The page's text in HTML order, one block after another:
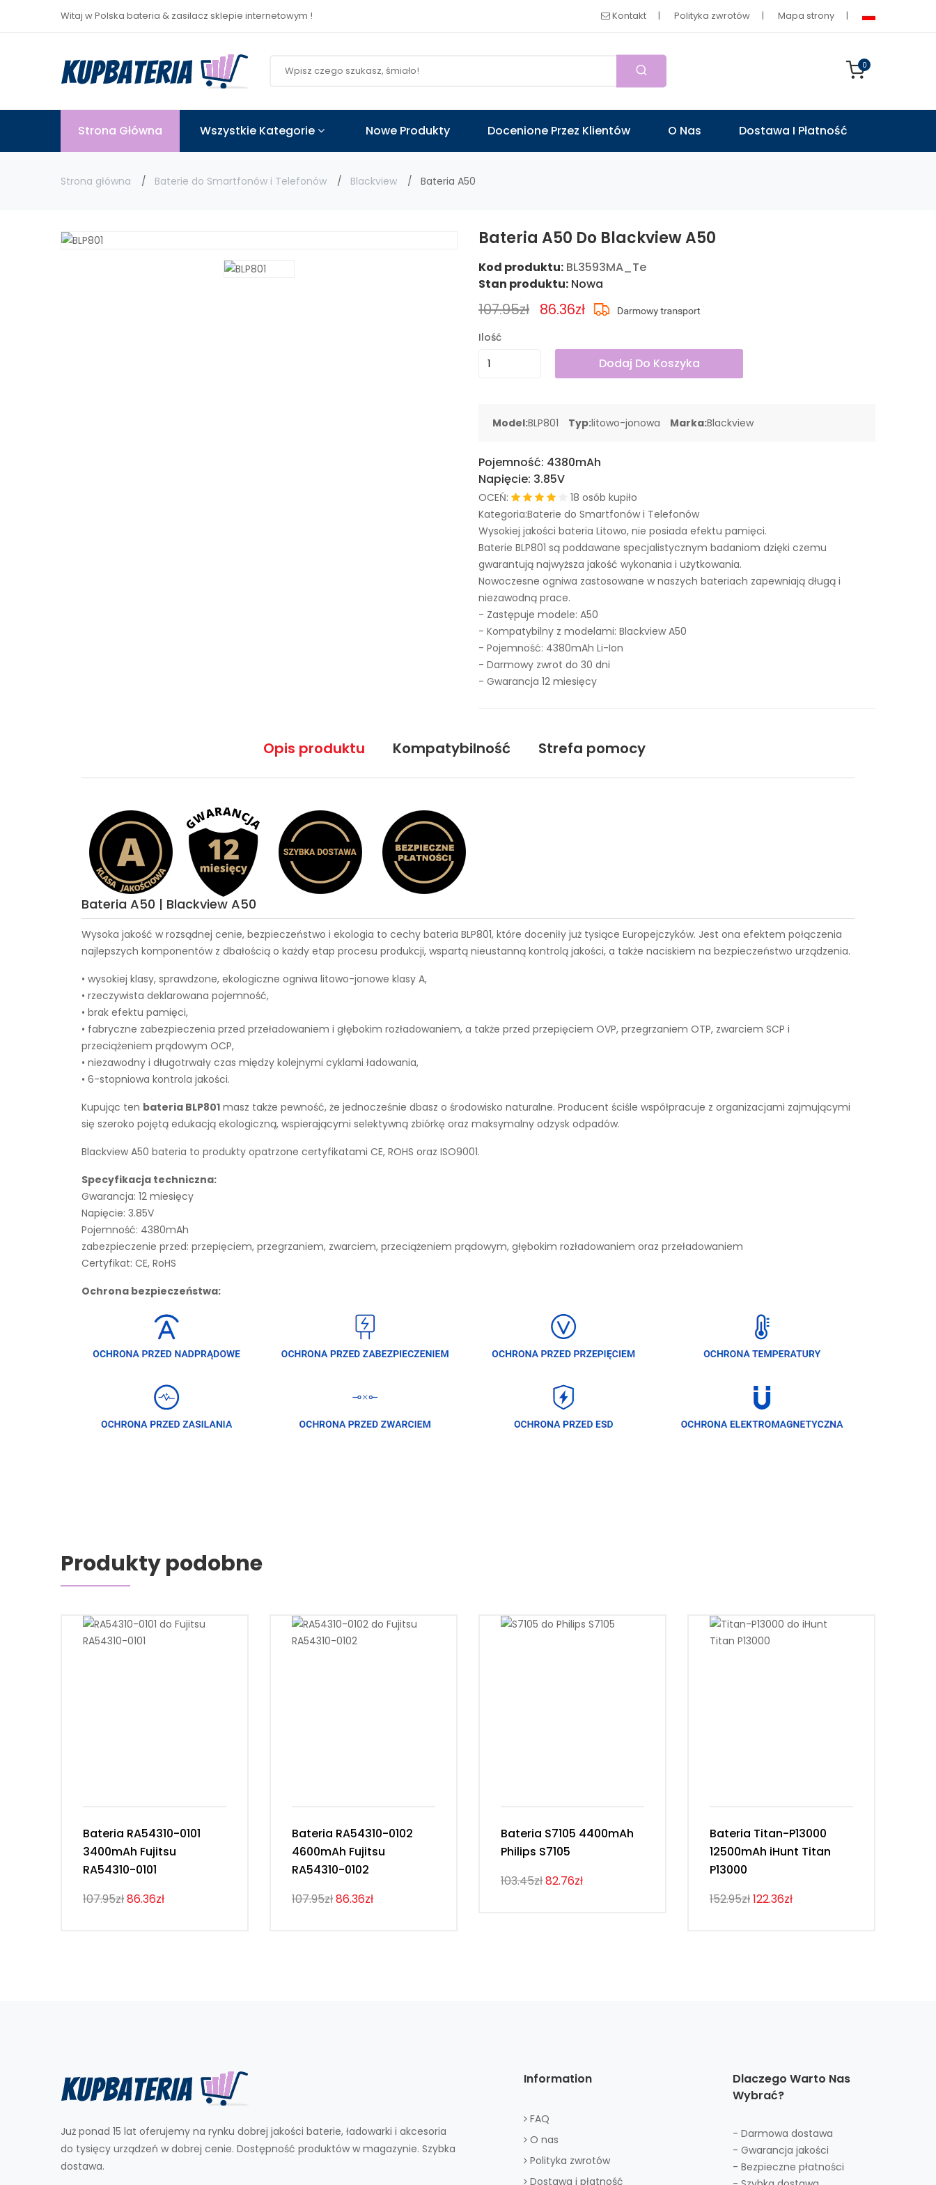
Witaj w Polska bateria & zasilacz sklepie internetowym ! Kontakt Polityka zwrotów Mapa strony
0
Strona Główna Wszystkie Kategorie Nowe Produkty Docenione Przez Klientów O Nas Dostawa I Płatność
Strona główna Baterie do Smartfonów i Telefonów Blackview Bateria A50
Bateria A50 Do Blackview A50
Kod produktu: BL3593MA_Te
Stan produktu: Nowa
107.95zł 86.36zł
Ilość
Dodaj Do Koszyka
Model:BLP801 Typ:litowo-jonowa Marka:Blackview
Pojemność: 4380mAh
Napięcie: 3.85V
OCEŃ:
18 osób kupiło
Kategoria:Baterie do Smartfonów i Telefonów
Wysokiej jakości bateria Litowo, nie posiada efektu pamięci.
Baterie BLP801 są poddawane specjalistycznym badaniom dzięki czemu
gwarantują najwyższa jakość wykonania i użytkowania.
Nowoczesne ogniwa zastosowane w naszych bateriach zapewniają długą i
niezawodną prace.
- Zastępuje modele: A50
- Kompatybilny z modelami: Blackview A50
- Pojemność: 4380mAh Li-Ion
- Darmowy zwrot do 30 dni
- Gwarancja 12 miesięcy
Opis produktu Kompatybilność Strefa pomocy
Bateria A50 | Blackview A50
Wysoka jakość w rozsądnej cenie, bezpieczeństwo i ekologia to cechy bateria BLP801, które doceniły już tysiące Europejczyków. Jest ona efektem połączenia
najlepszych komponentów z dbałością o każdy etap procesu produkcji, wspartą nieustanną kontrolą jakości, a także naciskiem na bezpieczeństwo urządzenia.
• wysokiej klasy, sprawdzone, ekologiczne ogniwa litowo-jonowe klasy A,
• rzeczywista deklarowana pojemność,
• brak efektu pamięci,
• fabryczne zabezpieczenia przed przeładowaniem i głębokim rozładowaniem, a także przed przepięciem OVP, przegrzaniem OTP, zwarciem SCP i
przeciążeniem prądowym OCP,
• niezawodny i długotrwały czas między kolejnymi cyklami ładowania,
• 6-stopniowa kontrola jakości.
Kupując ten bateria BLP801 masz także pewność, że jednocześnie dbasz o środowisko naturalne. Producent ściśle współpracuje z organizacjami zajmującymi
się szeroko pojętą edukacją ekologiczną, wspierającymi selektywną zbiórkę oraz maksymalny odzysk odpadów.
Blackview A50 bateria to produkty opatrzone certyfikatami CE, ROHS oraz ISO9001.
Specyfikacja techniczna:
Gwarancja: 12 miesięcy
Napięcie: 3.85V
Pojemność: 4380mAh
zabezpieczenie przed: przepięciem, przegrzaniem, zwarciem, przeciążeniem prądowym, głębokim rozładowaniem oraz przeładowaniem
Certyfikat: CE, RoHS
Ochrona bezpieczeństwa:
Produkty podobne
Bateria RA54310-0101
3400mAh Fujitsu
RA54310-0101
107.95zł86.36zł
Bateria RA54310-0102
4600mAh Fujitsu
RA54310-0102
107.95zł86.36zł
Bateria S7105 4400mAh
Philips S7105
103.45zł82.76zł
Bateria Titan-P13000
12500mAh iHunt Titan
P13000
152.95zł122.36zł
Już ponad 15 lat oferujemy na rynku dobrej jakości baterie, ładowarki i akcesoria
do tysięcy urządzeń w dobrej cenie. Dostępność produktów w magazynie. Szybka
dostawa.
Information
FAQ
O nas
Polityka zwrotów
Dostawa i płatność
Dlaczego Warto Nas
Wybrać?
- Darmowa dostawa
- Gwarancja jakości
- Bezpieczne płatności